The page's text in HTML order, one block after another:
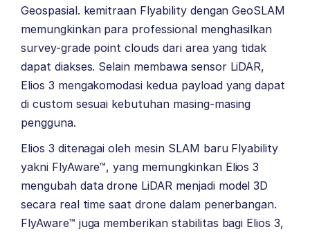
Geospasial. kemitraan Flyability dengan GeoSLAM
memungkinkan para professional menghasilkan
survey-grade point clouds dari area yang tidak
dapat diakses. Selain membawa sensor LiDAR,
Elios 3 mengakomodasi kedua payload yang dapat
di custom sesuai kebutuhan masing-masing
pengguna.
Elios 3 ditenagai oleh mesin SLAM baru Flyability
yakni FlyAware™, yang memungkinkan Elios 3
mengubah data drone LiDAR menjadi model 3D
secara real time saat drone dalam penerbangan.
FlyAware™ juga memberikan stabilitas bagi Elios 3,